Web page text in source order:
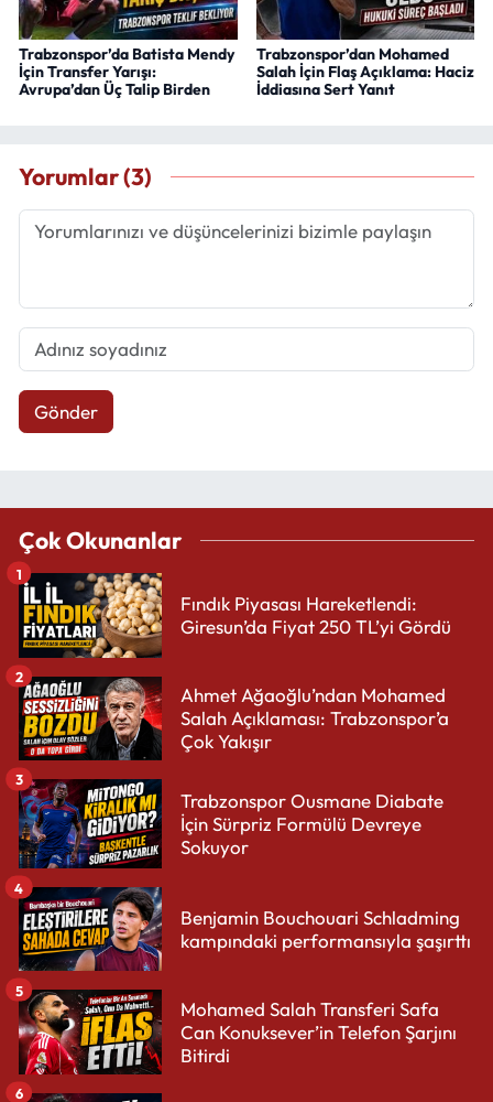
Trabzonspor’da Batista Mendy
İçin Transfer Yarışı:
Avrupa’dan Üç Talip Birden
Trabzonspor’dan Mohamed
Salah İçin Flaş Açıklama: Haciz
İddiasına Sert Yanıt
Yorumlar (3)
Gönder
Çok Okunanlar
Fındık Piyasası Hareketlendi:
Giresun’da Fiyat 250 TL’yi Gördü
1
Ahmet Ağaoğlu’ndan Mohamed
Salah Açıklaması: Trabzonspor’a
Çok Yakışır
2
Trabzonspor Ousmane Diabate
İçin Sürpriz Formülü Devreye
Sokuyor
3
Benjamin Bouchouari Schladming
kampındaki performansıyla şaşırttı
4
Mohamed Salah Transferi Safa
Can Konuksever’in Telefon Şarjını
Bitirdi
5
6